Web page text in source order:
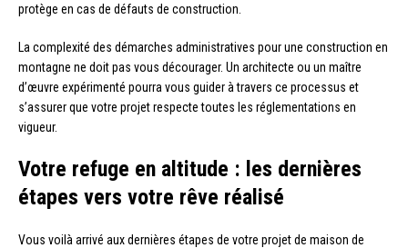
protège en cas de défauts de construction.
La complexité des démarches administratives pour une construction en
montagne ne doit pas vous décourager. Un architecte ou un maître
d’œuvre expérimenté pourra vous guider à travers ce processus et
s’assurer que votre projet respecte toutes les réglementations en
vigueur.
Votre refuge en altitude : les dernières
étapes vers votre rêve réalisé
Vous voilà arrivé aux dernières étapes de votre projet de maison de